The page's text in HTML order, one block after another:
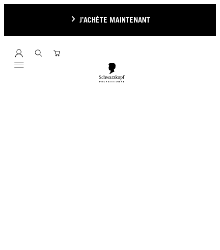
J’ACHÈTE MAINTENANT
Mobile navigation